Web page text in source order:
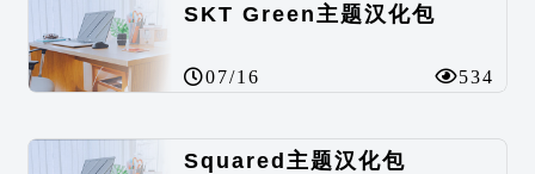
SKT Green主题汉化包
07/16 534
Squared主题汉化包